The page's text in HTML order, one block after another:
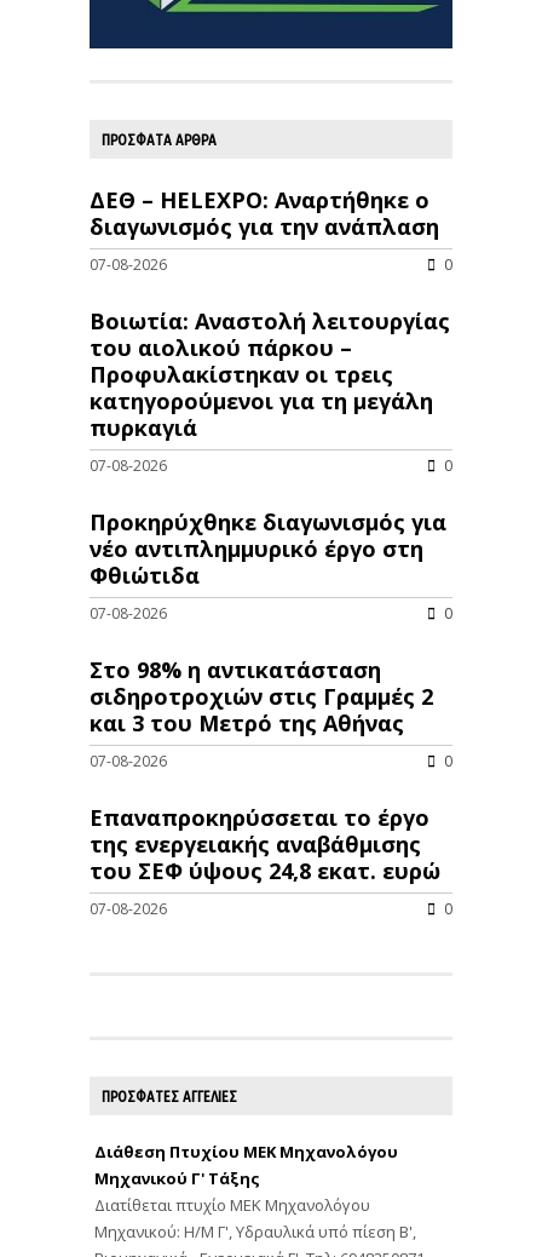
ΠΡΟΣΦΑΤΑ ΑΡΘΡΑ
ΔΕΘ – HELEXPO: Αναρτήθηκε ο
διαγωνισμός για την ανάπλαση
07-08-2026 0
Βοιωτία: Αναστολή λειτουργίας
του αιολικού πάρκου –
Προφυλακίστηκαν οι τρεις
κατηγορούμενοι για τη μεγάλη
πυρκαγιά
07-08-2026 0
Προκηρύχθηκε διαγωνισμός για
νέo αντιπλημμυρικό έργο στη
Φθιώτιδα
07-08-2026 0
Στο 98% η αντικατάσταση
σιδηροτροχιών στις Γραμμές 2
και 3 του Μετρό της Αθήνας
07-08-2026 0
Επαναπροκηρύσσεται το έργο
της ενεργειακής αναβάθμισης
του ΣΕΦ ύψους 24,8 εκατ. ευρώ
07-08-2026 0
ΠΡΟΣΦΑΤΕΣ ΑΓΓΕΛΙΕΣ
Διάθεση Πτυχίου ΜΕΚ Μηχανολόγου
Μηχανικού Γ' Τάξης
Διατίθεται πτυχίο ΜΕΚ Μηχανολόγου
Μηχανικού: Η/Μ Γ', Υδραυλικά υπό πίεση Β',